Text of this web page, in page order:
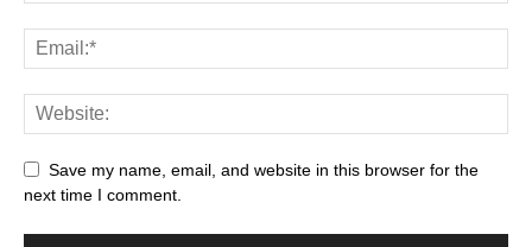
Save my name, email, and website in this browser for the
next time I comment.